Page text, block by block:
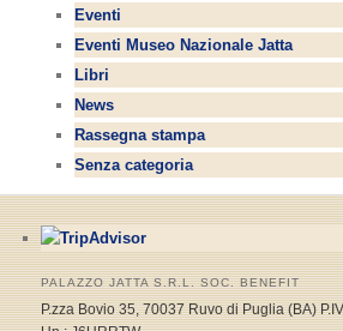
Eventi
Eventi Museo Nazionale Jatta
Libri
News
Rassegna stampa
Senza categoria
PALAZZO JATTA S.R.L. SOC. BENEFIT
P.zza Bovio 35, 70037 Ruvo di Puglia (BA)